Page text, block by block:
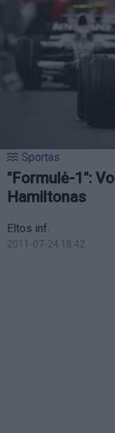
Sportas
"Formulė-1":
Hamiltonas
Eltos inf.
2011-07-24 18:42